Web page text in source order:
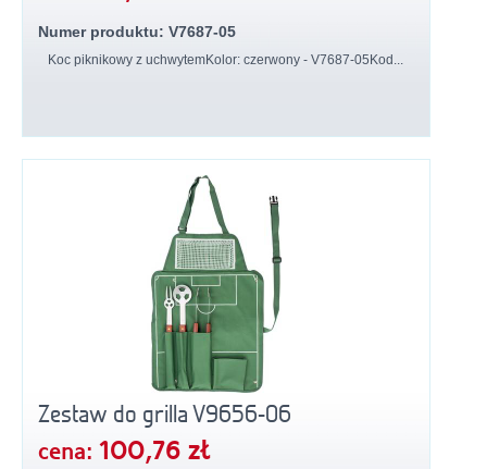
Numer produktu: V7687-05
Koc piknikowy z uchwytemKolor: czerwony - V7687-05Kod...
Zestaw do grilla V9656-06
cena: 100,76 zł